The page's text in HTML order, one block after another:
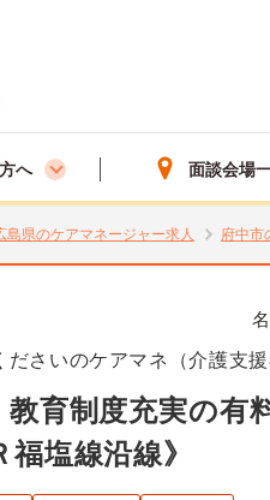
へ 面談会場
島県のケアマネージャー求人 府中市
さいのケアマネ（介護支援
育制度充実の有
塩線沿線》